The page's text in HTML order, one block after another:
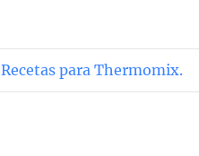
Recetas para Thermomix.